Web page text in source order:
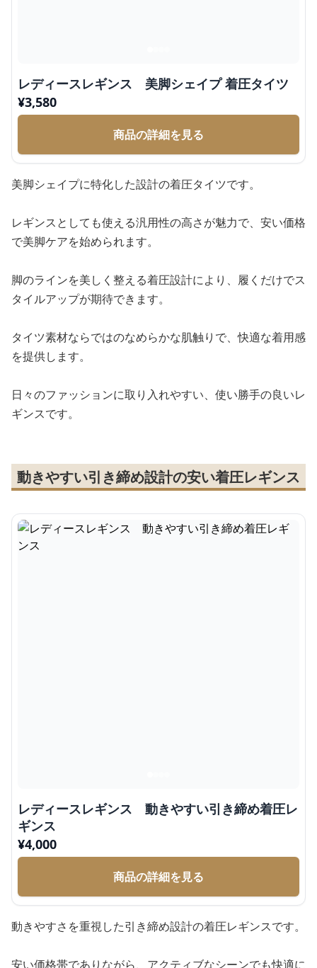
レディースレギンス 美脚シェイプ 着圧タイツ
¥3,580
商品の詳細を見る
美脚シェイプに特化した設計の着圧タイツです。
レギンスとしても使える汎用性の高さが魅力で、安い価格
で美脚ケアを始められます。
脚のラインを美しく整える着圧設計により、履くだけでス
タイルアップが期待できます。
タイツ素材ならではのなめらかな肌触りで、快適な着用感
を提供します。
日々のファッションに取り入れやすい、使い勝手の良いレ
ギンスです。
動きやすい引き締め設計の安い着圧レギンス
レディースレギンス 動きやすい引き締め着圧レ
ギンス
¥4,000
商品の詳細を見る
動きやすさを重視した引き締め設計の着圧レギンスです。
安い価格帯でありながら、アクティブなシーンでも快適に